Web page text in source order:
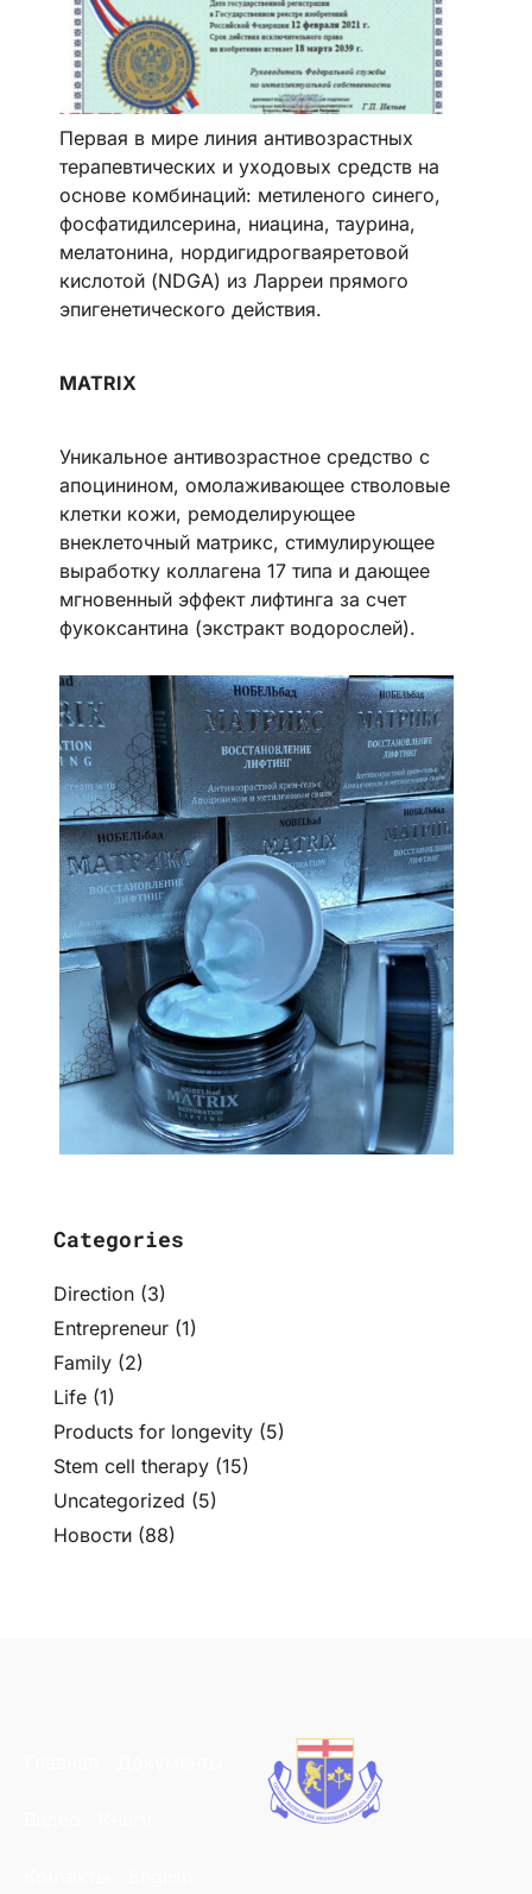
Первая в мире линия антивозрастных
терапевтических и уходовых средств на
основе комбинаций: метиленого синего,
фосфатидилсерина, ниацина, таурина,
мелатонина, нордигидрогваяретовой
кислотой (NDGA) из Ларреи прямого
эпигенетического действия.
MATRIX
Уникальное антивозрастное средство с
апоцинином, омолаживающее стволовые
клетки кожи, ремоделирующее
внеклеточный матрикс, стимулирующее
выработку коллагена 17 типа и дающее
мгновенный эффект лифтинга за счет
фукоксантина (экстракт водорослей).
Categories
Direction (3)
Entrepreneur (1)
Family (2)
Life (1)
Products for longevity (5)
Stem cell therapy (15)
Uncategorized (5)
Новости (88)